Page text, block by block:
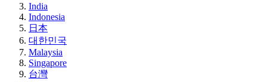
India
Indonesia
日本
대한민국
Malaysia
Singapore
台灣